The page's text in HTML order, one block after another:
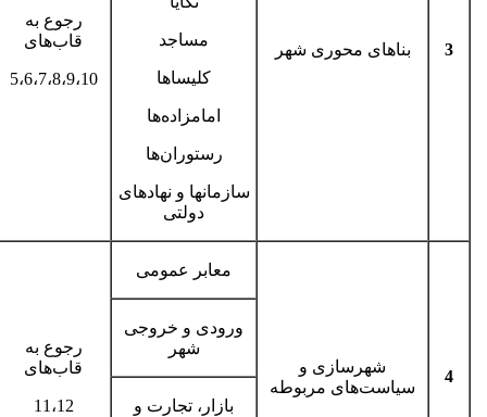
3 بناهای محوری شهر
مساجد
کلیساها
امامزاده‌ها
رستوران‌ها
سازمان­ها و نهادهای
دولتی
رجوع به
قاب‌های
5،6،7،8،9،10
4
شهرسازی و
سیاست‌های مربوطه
معابر عمومی
رجوع به
قاب‌های
11،12
ورودی و خروجی
شهر
بازار، تجارت و